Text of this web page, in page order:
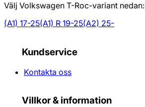
Välj Volkswagen T-Roc-variant nedan:
(A1) 17-25(A1) R 19-25(A2) 25-
Kundservice
Kontakta oss
Villkor & information